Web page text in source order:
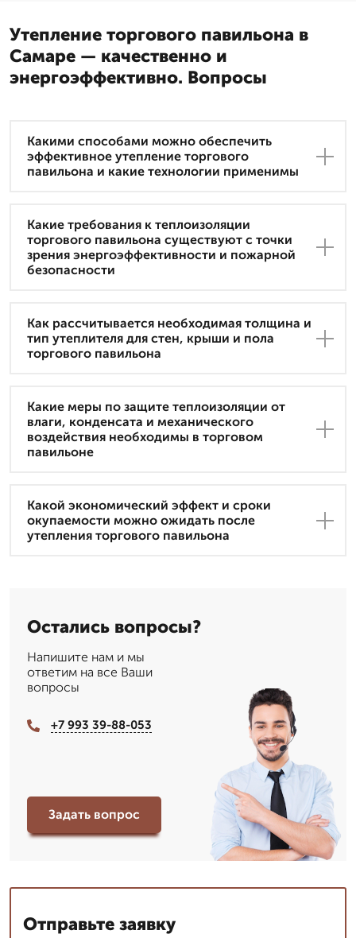
Утепление торгового павильона в
Самаре — качественно и
энергоэффективно. Вопросы
Какими способами можно обеспечить
эффективное утепление торгового
павильона и какие технологии применимы
Какие требования к теплоизоляции
торгового павильона существуют с точки
зрения энергоэффективности и пожарной
безопасности
Как рассчитывается необходимая толщина и
тип утеплителя для стен, крыши и пола
торгового павильона
Какие меры по защите теплоизоляции от
влаги, конденсата и механического
воздействия необходимы в торговом
павильоне
Какой экономический эффект и сроки
окупаемости можно ожидать после
утепления торгового павильона
Остались вопросы?
Напишите нам и мы
ответим на все Ваши
вопросы
+7 993 39-88-053
Задать вопрос
Отправьте заявку